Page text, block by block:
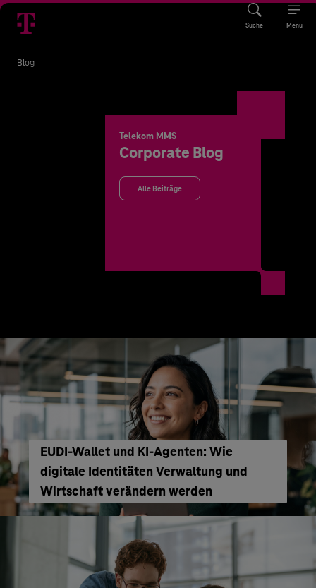
Suche Menü
Blog
Telekom MMS
Corporate Blog
Alle Beiträge
EUDI-Wallet und KI-Agenten: Wie
digitale Identitäten Verwaltung und
Wirtschaft verändern werden